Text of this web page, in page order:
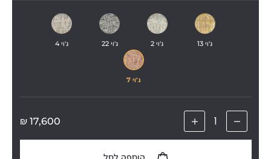
ג'וי 13 ג'וי 2 ג'וי 22 ג'וי 4
ג'וי 7
17,600
₪